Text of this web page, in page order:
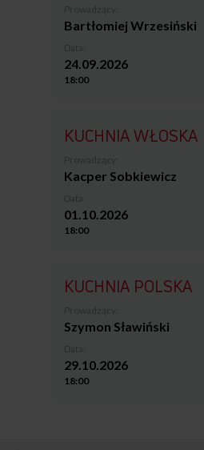
Bartłomiej Wrzesiński
24.09.2026
18:00
KUCHNIA WŁOSKA
Kacper Sobkiewicz
01.10.2026
18:00
KUCHNIA POLSKA
Szymon Sławiński
29.10.2026
18:00